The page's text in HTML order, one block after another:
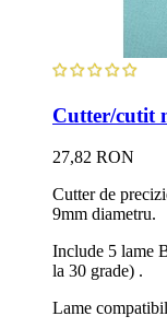
Cutter/cutit
27,82 RON
Cutter de
9mm diametru.
Include 5 lame
la 30 grade) .
Lame